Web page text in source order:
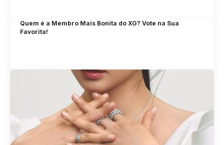
Quem é a Membro Mais Bonita do XG? Vote na Sua
Favorita!